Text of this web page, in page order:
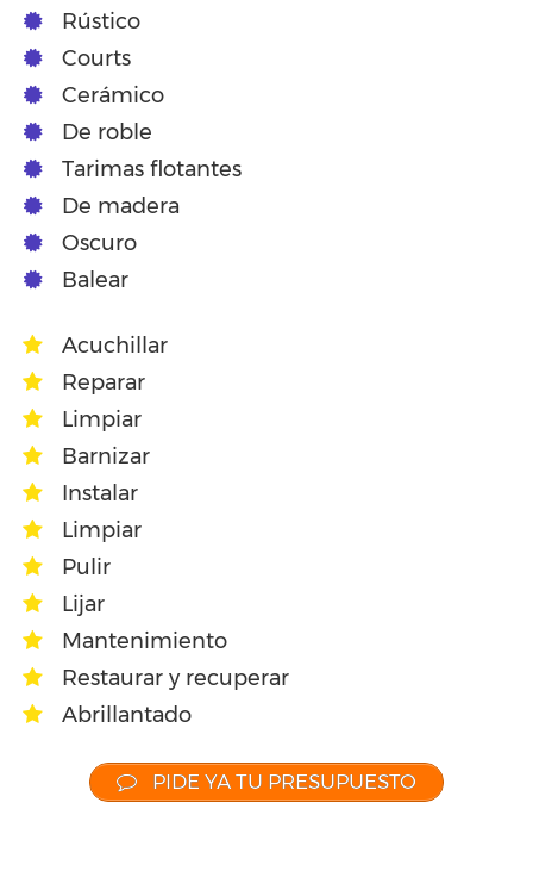
Rústico
Courts
Cerámico
De roble
Tarimas flotantes
De madera
Oscuro
Balear
Acuchillar
Reparar
Limpiar
Barnizar
Instalar
Limpiar
Pulir
Lijar
Mantenimiento
Restaurar y recuperar
Abrillantado
PIDE YA TU PRESUPUESTO